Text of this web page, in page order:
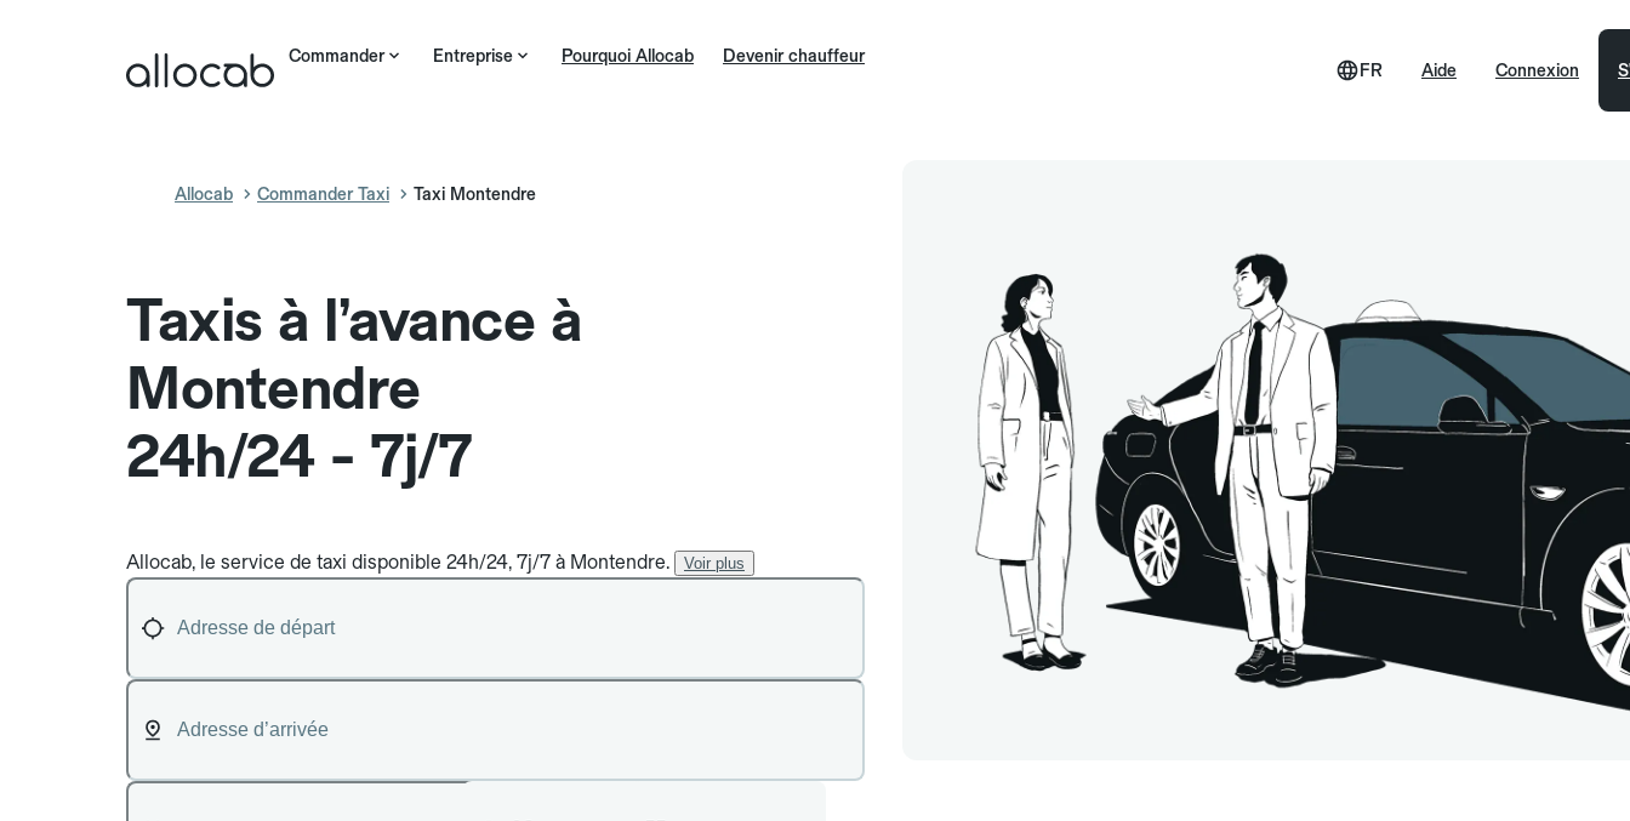
Commander Entreprise Pourquoi Allocab Devenir chauffeur
Aide
FR Connexion
Allocab Commander Taxi Taxi Montendre
Taxis à l’avance à
Montendre
24h/24 - 7j/7
Allocab, le service de taxi disponible 24h/24, 7j/7 à Montendre. Voir plus